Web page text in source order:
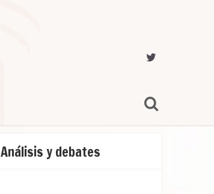
Análisis y debates